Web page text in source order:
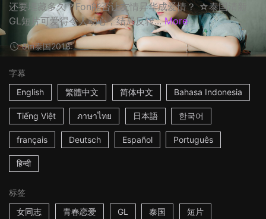
还要埋藏多久？Fon能否让友情昇华成爱情？ ☆泰国清新
GL短片可爱得令人动心，结局反转... More
8m泰国2018
字幕
English
繁體中文 简体中文 Bahasa Indonesia
Tiếng Việt ภาษาไทย 日本語 한국어
français Deutsch Español Português
हिन्दी
标签
女同志
青春恋爱 GL 泰国 短片